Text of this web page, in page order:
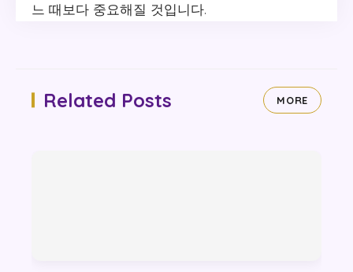
느 때보다 중요해질 것입니다.
Related Posts MORE